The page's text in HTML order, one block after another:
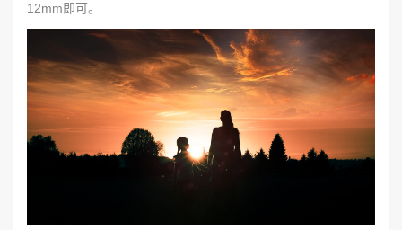
12mm即可。